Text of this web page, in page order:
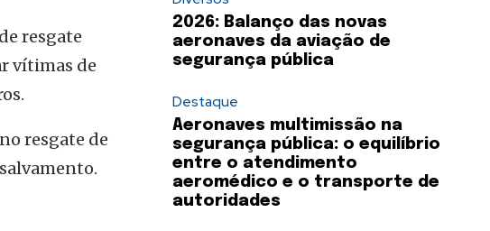
resgate
vítimas de
resgate de
2026: Balanço das novas
aeronaves da aviação de
segurança pública
Destaque
Aeronaves multimissão na
segurança pública: o equilíbrio
entre o atendimento
aeromédico e o transporte de
autoridades